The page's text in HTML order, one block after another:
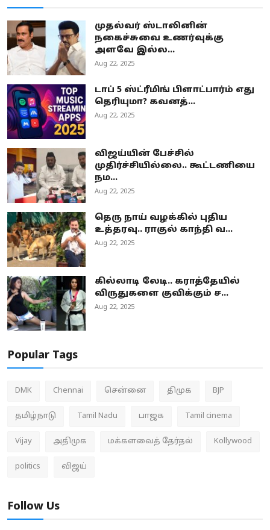
முதல்வர் ஸ்டாலினின்
நகைச்சுவை உணர்வுக்கு
அளவே இல்ல...
Aug 22, 2025
டாப் 5 ஸ்ட்ரீமிங் பிளாட்பார்ம் எது
தெரியுமா? கவனத்...
Aug 22, 2025
விஜய்யின் பேச்சில்
முதிர்ச்சியில்லை.. கூட்டணியை
நம...
Aug 22, 2025
தெரு நாய் வழக்கில் புதிய
உத்தரவு.. ராகுல் காந்தி வ...
Aug 22, 2025
கில்லாடி லேடி.. கராத்தேயில்
விருதுகளை குவிக்கும் ச...
Aug 22, 2025
Popular Tags
DMK Chennai சென்னை திமுக BJP
தமிழ்நாடு Tamil Nadu பாஜக Tamil cinema
Vijay அதிமுக மக்களவைத் தேர்தல் Kollywood
politics விஜய்
Follow Us